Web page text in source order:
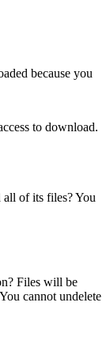
because you
to download.
all of its files? You
Files will be
cannot undelete